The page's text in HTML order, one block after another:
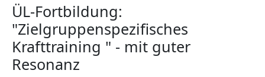
ÜL-Fortbildung:
"Zielgruppenspezifisches
Krafttraining " - mit guter
Resonanz